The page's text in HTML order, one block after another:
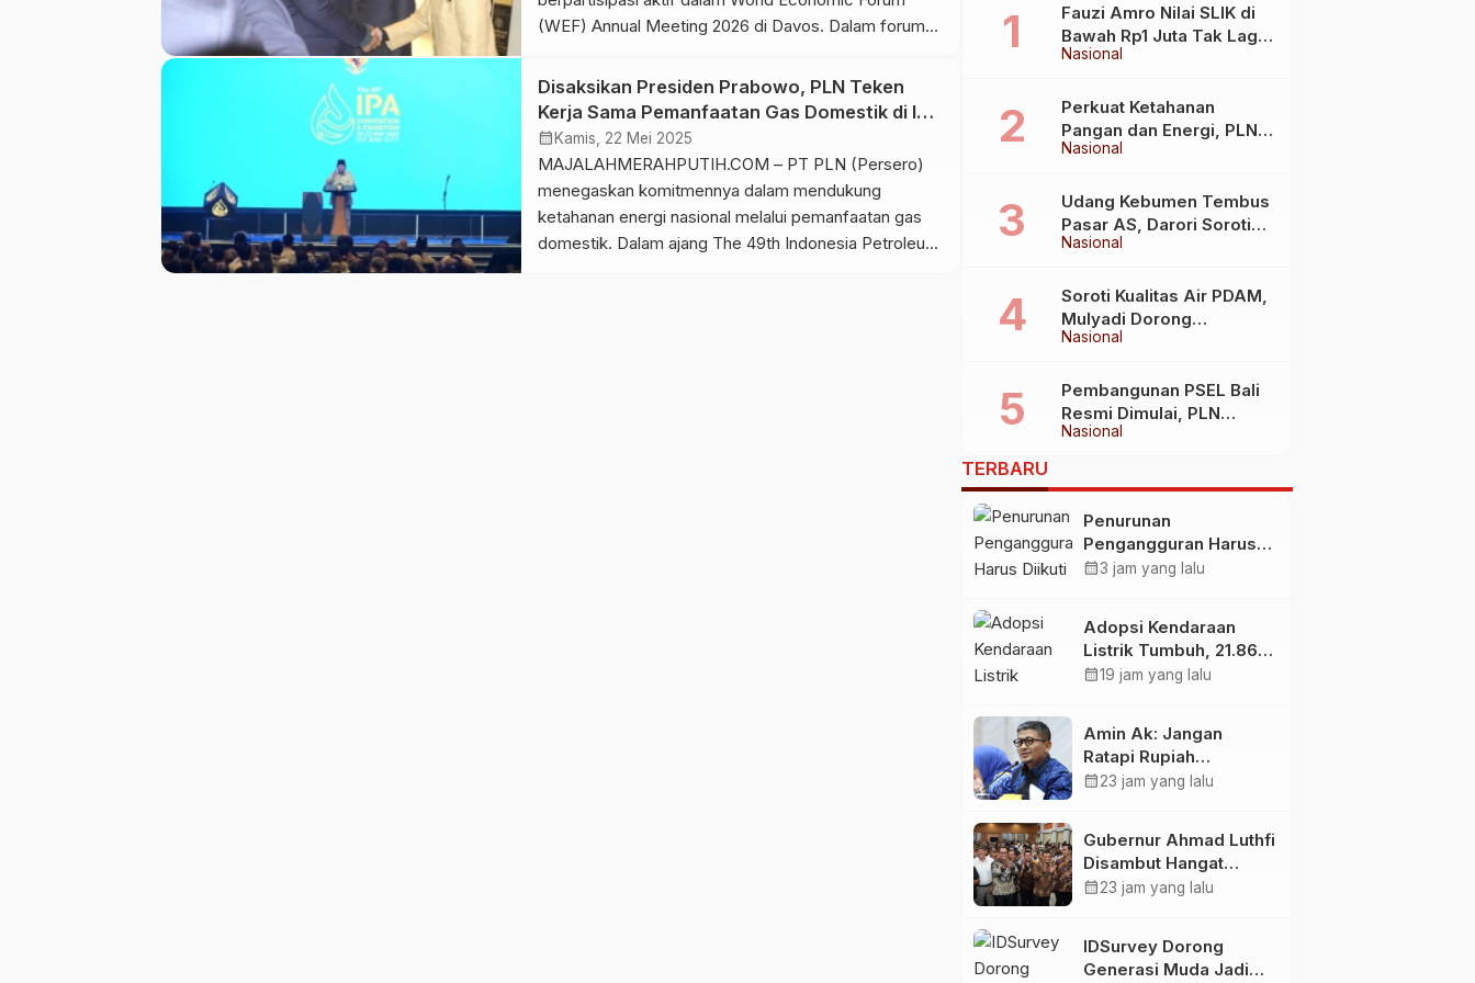
(WEF) Annual Meeting 2026 di Davos. Dalam forum
mengenai konsep pemikirannya di bidang ekonomi
serta capaian konkret pemerintah selama satu tahun
terakhir. Presiden Prabowo Subianto tiba di Bandar
Udara Internasional Zurich, Swiss, pada […]
Disaksikan Presiden Prabowo, PLN Teken
Kerja Sama Pemanfaatan Gas Domestik di IPA
Convex 2025
calendar_month Kamis, 22 Mei 2025
MAJALAHMERAHPUTIH.COM – PT PLN (Persero)
menegaskan komitmennya dalam mendukung
ketahanan energi nasional melalui pemanfaatan gas
domestik. Dalam ajang The 49th Indonesia Petroleum
Nasional
Fauzi Amro Nilai SLIK di
Bawah Rp1 Juta Tak Lagi
Hambat Akses Rumah
Nasional
Perkuat Ketahanan
Pangan dan Energi, PLN
Jalin Kerja Sama Strategis
Kelautan dan Perikanan
Nasional
Udang Kebumen Tembus
Pasar AS, Darori Soroti
Dampaknya bagi Warga
Nasional
Soroti Kualitas Air PDAM,
Mulyadi Dorong
Standardisasi Lewat RUU
Nasional
Pembangunan PSEL Bali
Resmi Dimulai, PLN
Dukung Penuh
Pengelolaan Sampah Jadi
TERBARU
Penurunan
Pengangguran Harus
Diikuti Peningkatan
calendar_month3 jam yang lalu
Adopsi Kendaraan
Listrik Tumbuh, 21.865
Pelanggan Baru
pada Semester I 2026
calendar_month19 jam yang lalu
Amin Ak: Jangan
Ratapi Rupiah
Melemah, Perkuat
calendar_month23 jam yang lalu
Gubernur Ahmad Luthfi
Disambut Hangat
Warga Jateng di
Dijunjung
calendar_month23 jam yang lalu
IDSurvey Dorong
Generasi Muda Jadi